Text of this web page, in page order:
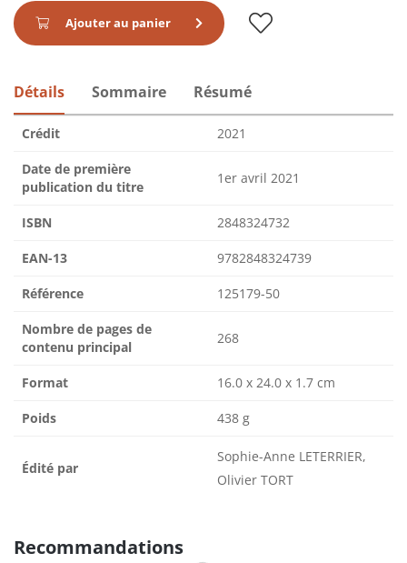
Ajouter au panier
Détails Sommaire Résumé
Crédit 2021
Date de première
publication du titre
1er avril 2021
ISBN 2848324732
EAN-13 9782848324739
Référence 125179-50
Nombre de pages de
contenu principal
268
Format 16.0 x 24.0 x 1.7 cm
Poids 438 g
Édité par
Sophie-Anne LETERRIER,
Olivier TORT
Recommandations